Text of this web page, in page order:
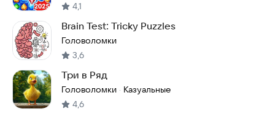
4,1
Brain Test: Tricky Puzzles
Головоломки
3,6
Три в Ряд
Головоломки · Казуальные
4,6